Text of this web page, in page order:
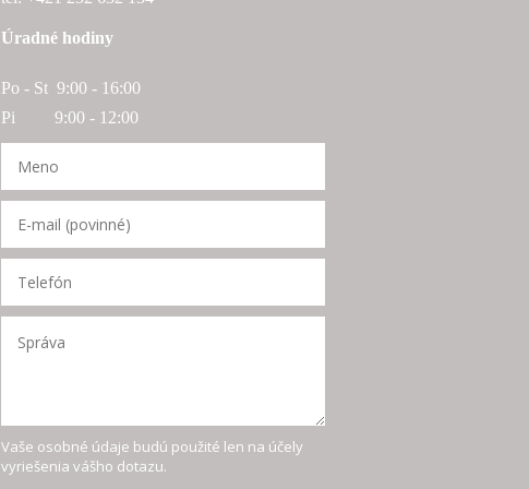
Úradné hodiny
Po - St 9:00 - 16:00
Pi 9:00 - 12:00
Vaše osobné údaje budú použité len na účely
vyriešenia vášho dotazu.